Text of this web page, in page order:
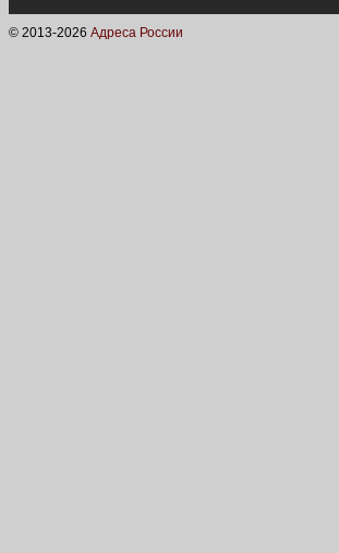
© 2013-2026 Адреса России